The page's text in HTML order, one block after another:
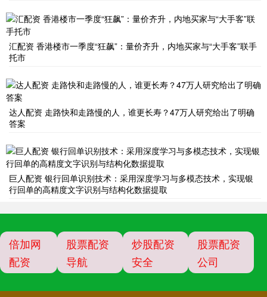
汇配资 香港楼市一季度“狂飙”：量价齐升，内地买家与“大手客”联手
托市
达人配资 走路快和走路慢的人，谁更长寿？47万人研究给出了明确
答案
巨人配资 银行回单识别技术：采用深度学习与多模态技术，实现银
行回单的高精度文字识别与结构化数据提取
倍加网
配资
股票配资
导航
炒股配资
安全
股票配资
公司